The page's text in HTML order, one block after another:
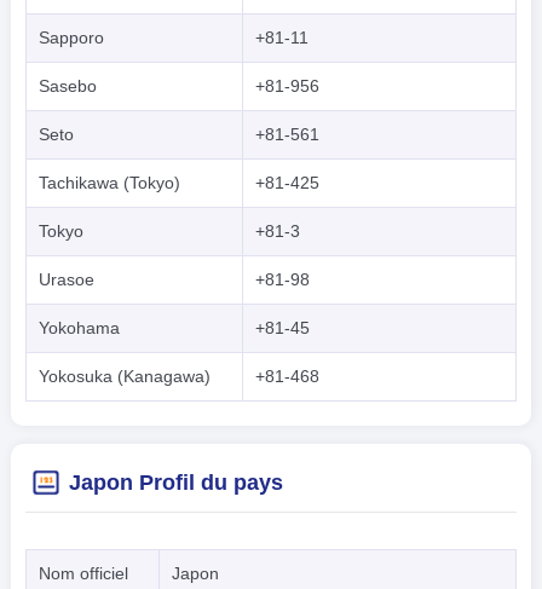
Sapporo +81-11
Sasebo +81-956
Seto +81-561
Tachikawa (Tokyo) +81-425
Tokyo +81-3
Urasoe +81-98
Yokohama +81-45
Yokosuka (Kanagawa) +81-468
Japon Profil du pays
Nom officiel Japon